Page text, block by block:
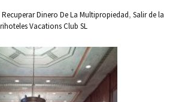
Recuperar Dinero De La Multipropiedad, Salir de la
Vacations Club SL